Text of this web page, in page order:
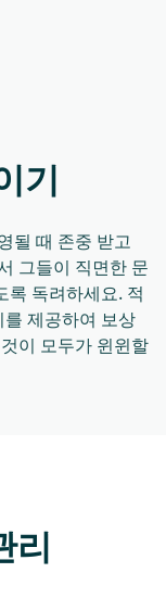
기
될 때 존중 받고
그들이 직면한 문
록 독려하세요. 적
제공하여 보상
이 모두가 윈윈할
리